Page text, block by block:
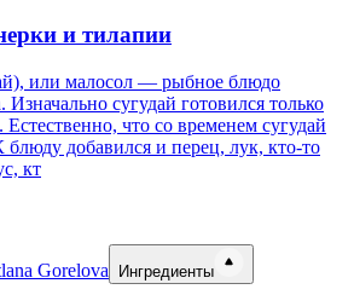
и тилапии
или малосол — рыбное блюдо
Изначально сугудай готовился только
что со временем сугудай
блюду добавился и перец, лук, кто-то
кт
Gorelova Ингредиенты